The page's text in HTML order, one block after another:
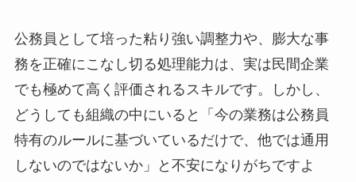
公務員として培った粘り強い調整力や、膨大な事
務を正確にこなし切る処理能力は、実は民間企業
でも極めて高く評価されるスキルです。しかし、
どうしても組織の中にいると「今の業務は公務員
特有のルールに基づいているだけで、他では通用
しないのではないか」と不安になりがちですよ